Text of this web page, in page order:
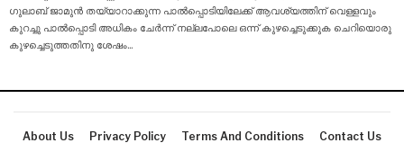
ഗുലാബ് ജാമുൻ തയ്യാറാക്കുന്ന പാൽപ്പൊടിയിലേക്ക് ആവശ്യത്തിന് വെള്ളവും
കുറച്ചു പാൽപ്പൊടി അധികം ചേർന്ന് നല്ലപോലെ ഒന്ന് കുഴച്ചെടുക്കുക ചെറിയൊരു
കുഴച്ചെടുത്തതിനു ശേഷം…
About Us Privacy Policy Terms And Conditions Contact Us